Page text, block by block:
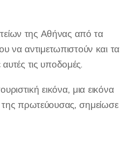
της Αθήνας από τα
να αντιμετωπιστούν και τα
τις υποδομές.
εικόνα, μια εικόνα
της πρωτεύουσας, σημείωσε